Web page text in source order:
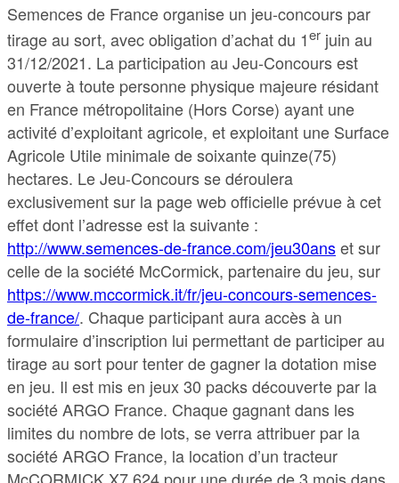
Semences de France organise un jeu-concours par
tirage au sort, avec obligation d’achat du 1er juin au
31/12/2021. La participation au Jeu-Concours est
ouverte à toute personne physique majeure résidant
en France métropolitaine (Hors Corse) ayant une
activité d’exploitant agricole, et exploitant une Surface
Agricole Utile minimale de soixante quinze(75)
hectares. Le Jeu-Concours se déroulera
exclusivement sur la page web officielle prévue à cet
effet dont l’adresse est la suivante :
http://www.semences-de-france.com/jeu30anset sur
celle de la société McCormick, partenaire du jeu, sur
https://www.mccormick.it/fr/jeu-concours-semences-
de-france/. Chaque participant aura accès à un
formulaire d’inscription lui permettant de participer au
tirage au sort pour tenter de gagner la dotation mise
en jeu. Il est mis en jeux 30 packs découverte par la
société ARGO France. Chaque gagnant dans les
limites du nombre de lots, se verra attribuer par la
société ARGO France, la location d’un tracteur